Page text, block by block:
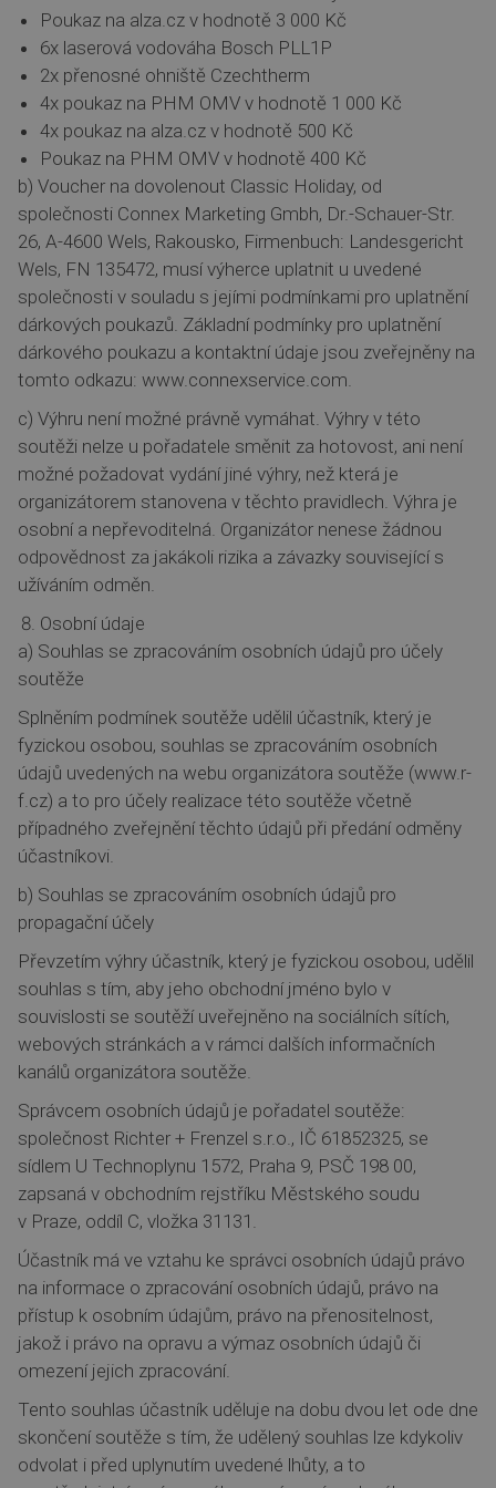
Poukaz na alza.cz v hodnotě 3 000 Kč
6x laserová vodováha Bosch PLL1P
2x přenosné ohniště Czechtherm
4x poukaz na PHM OMV v hodnotě 1 000 Kč
4x poukaz na alza.cz v hodnotě 500 Kč
Poukaz na PHM OMV v hodnotě 400 Kč
b) Voucher na dovolenout Classic Holiday, od
společnosti Connex Marketing Gmbh, Dr.-Schauer-Str.
26, A-4600 Wels, Rakousko, Firmenbuch: Landesgericht
Wels, FN 135472, musí výherce uplatnit u uvedené
společnosti v souladu s jejími podmínkami pro uplatnění
dárkových poukazů. Základní podmínky pro uplatnění
dárkového poukazu a kontaktní údaje jsou zveřejněny na
tomto odkazu: www.connexservice.com.
c) Výhru není možné právně vymáhat. Výhry v této
soutěži nelze u pořadatele směnit za hotovost, ani není
možné požadovat vydání jiné výhry, než která je
organizátorem stanovena v těchto pravidlech. Výhra je
osobní a nepřevoditelná. Organizátor nenese žádnou
odpovědnost za jakákoli rizika a závazky související s
užíváním odměn.
Osobní údaje
a) Souhlas se zpracováním osobních údajů pro účely
soutěže
Splněním podmínek soutěže udělil účastník, který je
fyzickou osobou, souhlas se zpracováním osobních
údajů uvedených na webu organizátora soutěže (www.r-
f.cz) a to pro účely realizace této soutěže včetně
případného zveřejnění těchto údajů při předání odměny
účastníkovi.
b) Souhlas se zpracováním osobních údajů pro
propagační účely
Převzetím výhry účastník, který je fyzickou osobou, udělil
souhlas s tím, aby jeho obchodní jméno bylo v
souvislosti se soutěží uveřejněno na sociálních sítích,
webových stránkách a v rámci dalších informačních
kanálů organizátora soutěže.
Správcem osobních údajů je pořadatel soutěže:
společnost Richter + Frenzel s.r.o., IČ 61852325, se
sídlem U Technoplynu 1572, Praha 9, PSČ 198 00,
zapsaná v obchodním rejstříku Městského soudu
v Praze, oddíl C, vložka 31131.
Účastník má ve vztahu ke správci osobních údajů právo
na informace o zpracování osobních údajů, právo na
přístup k osobním údajům, právo na přenositelnost,
jakož i právo na opravu a výmaz osobních údajů či
omezení jejich zpracování.
Tento souhlas účastník uděluje na dobu dvou let ode dne
skončení soutěže s tím, že udělený souhlas lze kdykoliv
odvolat i před uplynutím uvedené lhůty, a to